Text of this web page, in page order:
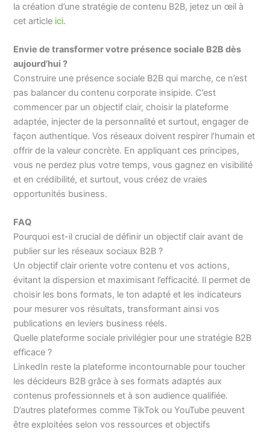
la création d’une stratégie de contenu B2B, jetez un œil à
cet article ici.
Envie de transformer votre présence sociale B2B dès
aujourd’hui ?
Construire une présence sociale B2B qui marche, ce n’est
pas balancer du contenu corporate insipide. C’est
commencer par un objectif clair, choisir la plateforme
adaptée, injecter de la personnalité et surtout, engager de
façon authentique. Vos réseaux doivent respirer l’humain et
offrir de la valeur concrète. En appliquant ces principes,
vous ne perdez plus votre temps, vous gagnez en visibilité
et en crédibilité, et surtout, vous créez de vraies
opportunités business.
FAQ
Pourquoi est-il crucial de définir un objectif clair avant de
publier sur les réseaux sociaux B2B ?
Un objectif clair oriente votre contenu et vos actions,
évitant la dispersion et maximisant l’efficacité. Il permet de
choisir les bons formats, le ton adapté et les indicateurs
pour mesurer vos résultats, transformant ainsi vos
publications en leviers business réels.
Quelle plateforme sociale privilégier pour une stratégie B2B
efficace ?
LinkedIn reste la plateforme incontournable pour toucher
les décideurs B2B grâce à ses formats adaptés aux
contenus professionnels et à son audience qualifiée.
D’autres plateformes comme TikTok ou YouTube peuvent
être exploitées selon vos ressources et objectifs